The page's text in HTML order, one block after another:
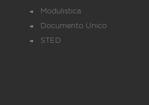
Modulistica
Documento Unico
STED